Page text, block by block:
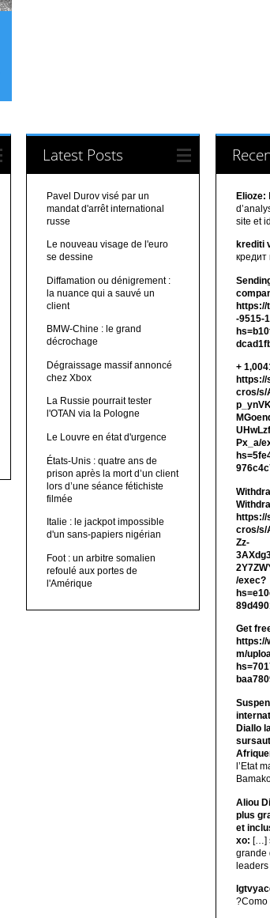
Latest Posts
Pavel Durov visé par un
mandat d'arrêt international
russe
Le nouveau visage de l'euro
se dessine
Diffamation ou dénigrement :
la nuance qui a sauvé un
client
BMW-Chine : le grand
décrochage
Dégraissage massif annoncé
chez Xbox
La Russie pourrait tester
l'OTAN via la Pologne
Le Louvre en état d'urgence
États-Unis : quatre ans de
prison après la mort d’un client
lors d’une séance fétichiste
filmée
Italie : le jackpot impossible
d'un sans-papiers nigérian
Foot : un arbitre somalien
refoulé aux portes de
l'Amérique
Elioze:
site et
krediti
кредит
https://
-9515-
+
cros/s/
Px_a/
https://
cros/s/
Zz-
/exec?
Get
m/
Diallo
l’Etat
Aliou
plus
et
xo: […]
grande
leaders
?Como